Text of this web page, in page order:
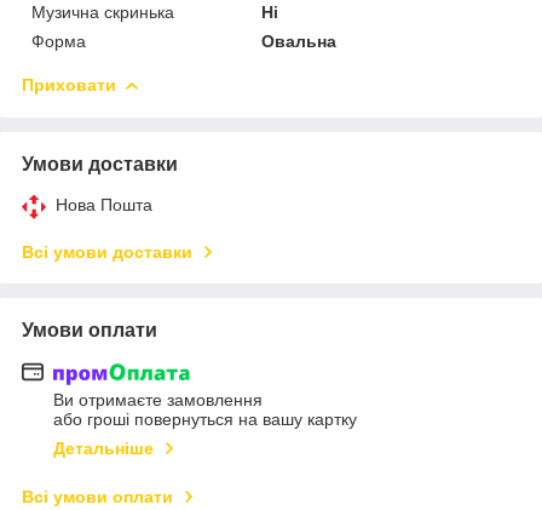
Музична скринька
Ні
Форма
Овальна
Приховати
Умови доставки
Нова Пошта
Всі умови доставки
Умови оплати
Ви отримаєте замовлення
або гроші повернуться на вашу картку
Детальніше
Всі умови оплати